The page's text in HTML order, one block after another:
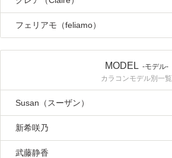
フェリアモ（feliamo）
MODEL -モデル-
カラコンモデル別一覧
Susan（スーザン）
新希咲乃
武藤静香